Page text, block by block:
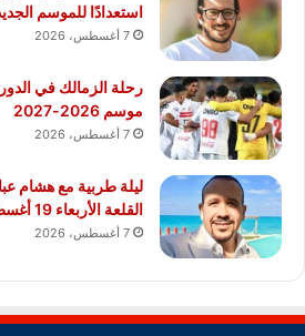
استعدادًا للموسم
7 أغسطس، 2026
رحلة الزمالك في
موسم 2026-2027
7 أغسطس، 2026
ليلة طربية مع هشام
القلعة الأربعاء 19 أغسطس
7 أغسطس، 2026